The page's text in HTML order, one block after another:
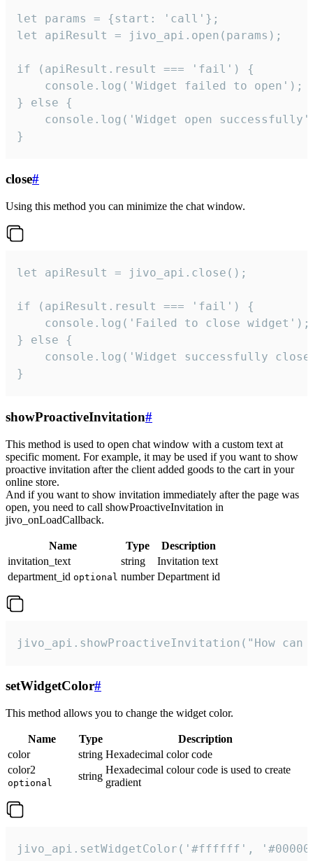
let params = {start: 'call'};
let apiResult = jivo_api.open(params);
if (apiResult.result === 'fail') {
    console.log('Widget failed to open');
} else {
console.log('Widget open
}
close#
Using this method you can minimize the chat window.
let apiResult = jivo_api.close();
if (apiResult.result === 'fail') {
    console.log('Failed to close widget');
} else {
console.log('Widget successfully
}
showProactiveInvitation#
This method is used to open chat window with a custom text at
specific moment. For example, it may be used if you want to show
proactive invitation after the client added goods to the cart in your
online store.
And if you want to show invitation immediately after the page was
open, you need to call showProactiveInvitation in
jivo_onLoadCallback.
Name Type
Description
invitation_text
string
Invitation text
department_id optional number Department id
jivo_api.showProactiveInvitation("How
setWidgetColor#
This method allows you to change the widget color.
Name Type
Description
color
string Hexadecimal color code
color2
optional
string
Hexadecimal colour code is used to create
gradient
jivo_api.setWidgetColor('#ffffff',